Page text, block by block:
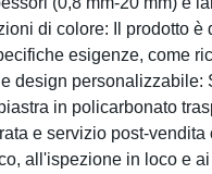
di colore: Il prodotto
esigenze, come
design
in policarbonato
e servizio post-
all'ispezione in loco e